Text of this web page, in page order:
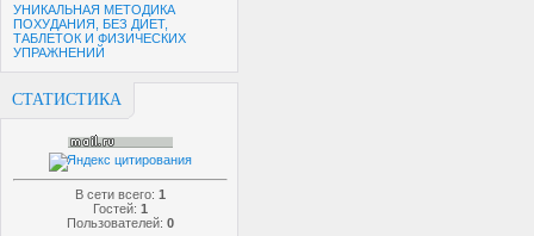
УНИКАЛЬНАЯ МЕТОДИКА
ПОХУДАНИЯ, БЕЗ ДИЕТ,
ТАБЛЕТОК И ФИЗИЧЕСКИХ
УПРАЖНЕНИЙ
СТАТИСТИКА
В сети всего: 1
Гостей: 1
Пользователей: 0